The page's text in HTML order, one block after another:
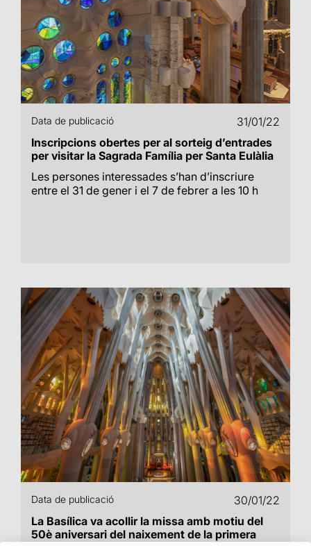
Data de publicació
31/01/22
Inscripcions obertes per al sorteig d’entrades
per visitar la Sagrada Família per Santa Eulàlia
Les persones interessades s’han d’inscriure
entre el 31 de gener i el 7 de febrer a les 10 h
Data de publicació
30/01/22
La Basílica va acollir la missa amb motiu del
50è aniversari del naixement de la primera